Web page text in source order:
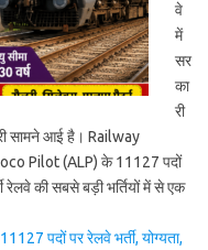
वे
में
सर
का
री
सामने आई है। Railway
Pilot (ALP) के 11127 पदों
रेलवे की सबसे बड़ी भर्तियों में से एक
पदों पर रेलवे भर्ती, योग्यता,